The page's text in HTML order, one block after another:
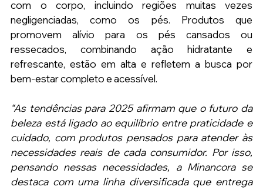
com o corpo, incluindo regiões muitas vezes
negligenciadas, como os pés. Produtos que
promovem alívio para os pés cansados ou
ressecados, combinando ação hidratante e
refrescante, estão em alta e refletem a busca por
bem-estar completo e acessível.
“As tendências para 2025 afirmam que o futuro da
beleza está ligado ao equilíbrio entre praticidade e
cuidado, com produtos pensados para atender às
necessidades reais de cada consumidor. Por isso,
pensando nessas necessidades, a Minancora se
destaca com uma linha diversificada que entrega